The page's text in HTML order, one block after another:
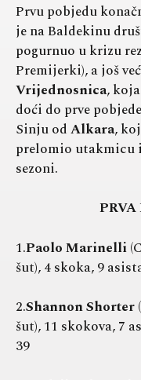
Prvu pobjedu
je na Baldekinu
pogurnuo u krizu
Premijerki), a još
Vrijednosnica,
doći do prve
Sinju odAlkara,
prelomio utakmicu
sezoni.
1.Paolo Marinelli
šut), 4 skoka, 9
2.Shannon Shorter
šut), 11 skokova, 7
39